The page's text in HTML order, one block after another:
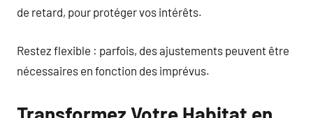
de retard, pour protéger vos intérêts.
Restez flexible : parfois, des ajustements peuvent être
nécessaires en fonction des imprévus.